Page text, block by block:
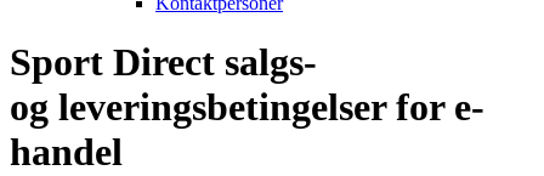
Sport Direct salgs-
og leveringsbetingelser for e-
handel